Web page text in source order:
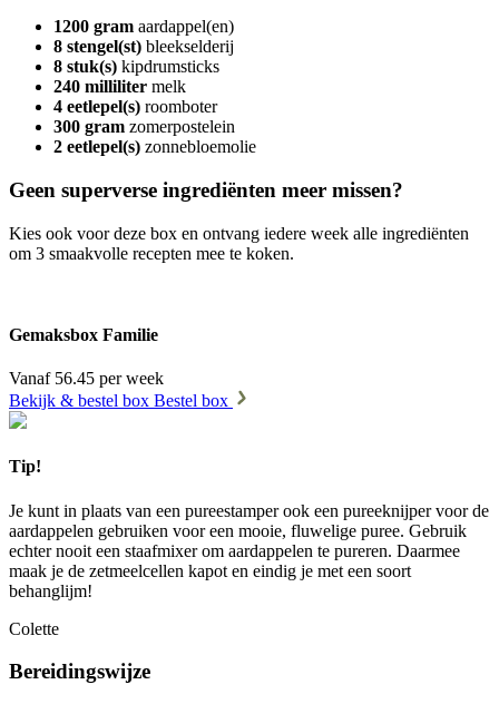
1200 gram aardappel(en)
8 stengel(st) bleekselderij
8 stuk(s) kipdrumsticks
240 milliliter melk
4 eetlepel(s) roomboter
300 gram zomerpostelein
2 eetlepel(s) zonnebloemolie
Geen superverse ingrediënten meer missen?
Kies ook voor deze box en ontvang iedere week alle ingrediënten
om 3 smaakvolle recepten mee te koken.
Gemaksbox Familie
Vanaf 56.45 per week
Bekijk & bestel box Bestel box
Tip!
Je kunt in plaats van een pureestamper ook een pureeknijper voor de
aardappelen gebruiken voor een mooie, fluwelige puree. Gebruik
echter nooit een staafmixer om aardappelen te pureren. Daarmee
maak je de zetmeelcellen kapot en eindig je met een soort
behanglijm!
Colette
Bereidingswijze